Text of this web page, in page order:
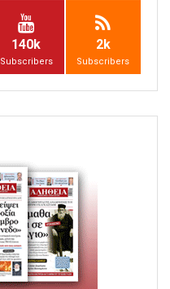
140k
Subscribers
2k
Subscribers